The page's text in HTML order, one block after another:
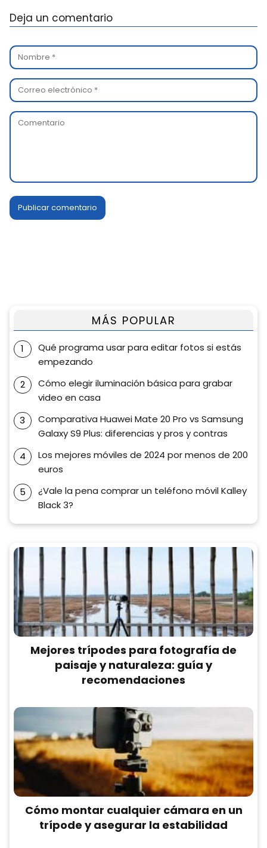
Deja un comentario
MÁS POPULAR
Qué programa usar para editar fotos si estás
empezando
Cómo elegir iluminación básica para grabar
video en casa
Comparativa Huawei Mate 20 Pro vs Samsung
Galaxy S9 Plus: diferencias y pros y contras
Los mejores móviles de 2024 por menos de 200
euros
¿Vale la pena comprar un teléfono móvil Kalley
Black 3?
Mejores trípodes para fotografía de
paisaje y naturaleza: guía y
recomendaciones
Cómo montar cualquier cámara en un
trípode y asegurar la estabilidad